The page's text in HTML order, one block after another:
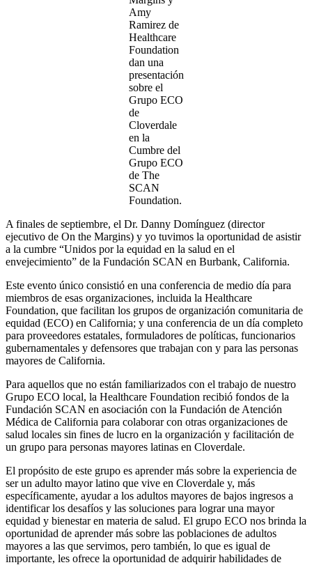
Amy
Ramirez de
Healthcare
Foundation
dan una
presentación
sobre el
Grupo ECO
de
Cloverdale
en la
Cumbre del
Grupo ECO
de The
SCAN
Foundation.
A finales de septiembre, el Dr. Danny Domínguez (director
ejecutivo de On the Margins) y yo tuvimos la oportunidad de asistir
a la cumbre “Unidos por la equidad en la salud en el
envejecimiento” de la Fundación SCAN en Burbank, California.
Este evento único consistió en una conferencia de medio día para
miembros de esas organizaciones, incluida la Healthcare
Foundation, que facilitan los grupos de organización comunitaria de
equidad (ECO) en California; y una conferencia de un día completo
para proveedores estatales, formuladores de políticas, funcionarios
gubernamentales y defensores que trabajan con y para las personas
mayores de California.
Para aquellos que no están familiarizados con el trabajo de nuestro
Grupo ECO local, la Healthcare Foundation recibió fondos de la
Fundación SCAN en asociación con la Fundación de Atención
Médica de California para colaborar con otras organizaciones de
salud locales sin fines de lucro en la organización y facilitación de
un grupo para personas mayores latinas en Cloverdale.
El propósito de este grupo es aprender más sobre la experiencia de
ser un adulto mayor latino que vive en Cloverdale y, más
específicamente, ayudar a los adultos mayores de bajos ingresos a
identificar los desafíos y las soluciones para lograr una mayor
equidad y bienestar en materia de salud. El grupo ECO nos brinda la
oportunidad de aprender más sobre las poblaciones de adultos
mayores a las que servimos, pero también, lo que es igual de
importante, les ofrece la oportunidad de adquirir habilidades de